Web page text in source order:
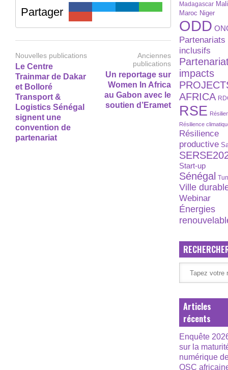
Partager
Nouvelles publications
Le Centre
Trainmar de Dakar
et Bolloré
Transport &
Logistics Sénégal
signent une
convention de
partenariat
Anciennes
publications
Un reportage sur
Women In Africa
au Gabon avec le
soutien d’Eramet
Madagascar Mali
Maroc Niger
ODD
Partenariats
inclusifs
impacts
AFRICA
RSE
Résilience
Résilience
productive
Start-up
Sénégal
Ville
Webinar
Énergies
Articles
récents
Enquête
sur la
numérique
OSC